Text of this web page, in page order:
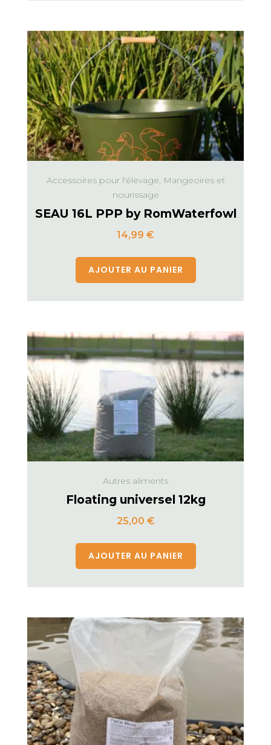
Accessoires pour l'élevage, Mangeoires et
nourissage
SEAU 16L PPP by RomWaterfowl
14,99 €
AJOUTER AU PANIER
Autres aliments
Floating universel 12kg
25,00 €
AJOUTER AU PANIER